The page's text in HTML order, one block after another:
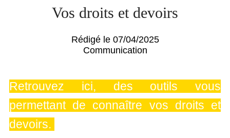
Vos droits et devoirs
Rédigé le 07/04/2025
Communication
Retrouvez ici, des outils vous
permettant de connaître vos droits et
devoirs.